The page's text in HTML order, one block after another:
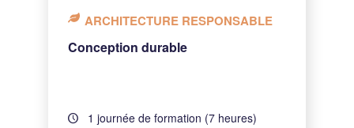
ARCHITECTURE RESPONSABLE
Conception durable
1 journée de formation (7 heures)